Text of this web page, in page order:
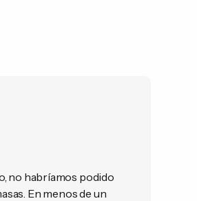
no habríamos podido
En menos de un